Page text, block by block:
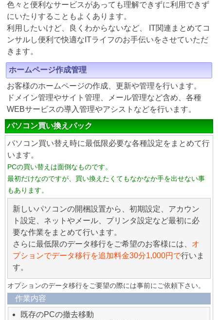
色々と便利なサービスがあっても理解できずに利用できず
にいたりすることもよくあります。
利用したいけど、良くわからないなど、 IT関連まとめてコ
ンサルし便利で快適なITライフのお手伝いをさせていただ
きます。
ホームページ作成管理
お客様のホームページの作成、更新や管理を行います。
ドメイン管理やサイト管理、メール管理など含め、各種
WEBサービスの導入管理やアシストなどを行います。
パソコン買い換えパック
パソコン買い替え時に最低限必要な各種設定をまとめて行
います。
PCの買い替えは面倒なものです。
最初だけなのですが、買い換えたくてもなかなか手を出せない事
もあります。
新しいパソコンの開梱設置から、初期設定、アカウン
ト設定、ネットやメール、プリンタ設定など最初に必
要な作業をまとめて行います。
さらに最低限のデータ移行をご希望のお客様には、 オ
プションでデータ移行を追加料金30分1,000円で行いま
す。
オプションのデータ移行をご要望の際には事前にご依頼下さい。
作業内容
既存のPCの撤去移動